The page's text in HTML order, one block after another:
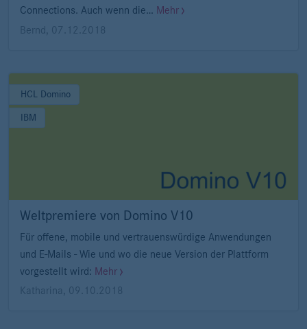
Connections. Auch wenn die… Mehr
Bernd
07.12.2018
HCL Domino
IBM
Weltpremiere von Domino V10
Für offene, mobile und vertrauenswürdige Anwendungen
und E-Mails - Wie und wo die neue Version der Plattform
vorgestellt wird: Mehr
Katharina, 09.10.2018